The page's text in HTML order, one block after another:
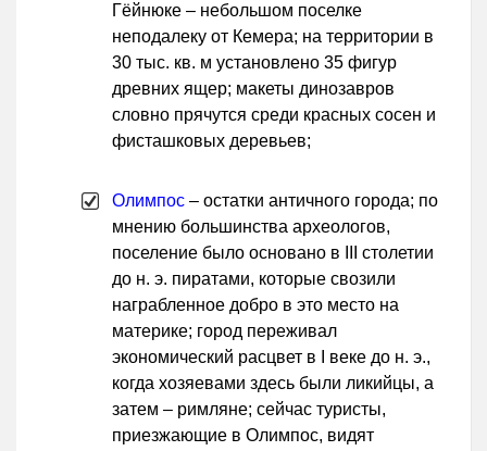
Гёйнюке – небольшом поселке
неподалеку от Кемера; на территории в
30 тыс. кв. м установлено 35 фигур
древних ящер; макеты динозавров
словно прячутся среди красных сосен и
фисташковых деревьев;
Олимпос – остатки античного города; по
мнению большинства археологов,
поселение было основано в III столетии
до н. э. пиратами, которые свозили
награбленное добро в это место на
материке; город переживал
экономический расцвет в I веке до н. э.,
когда хозяевами здесь были ликийцы, а
затем – римляне; сейчас туристы,
приезжающие в Олимпос, видят